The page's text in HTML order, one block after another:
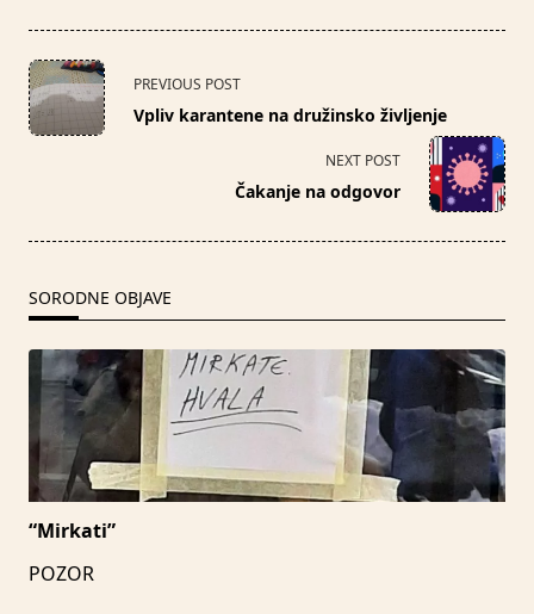
<span
class="nav-
subtitle
PREVIOUS POST
Vpliv karantene na družinsko življenje
NEXT POST
Čakanje na odgovor
SORODNE OBJAVE
“Mirkati”
POZOR